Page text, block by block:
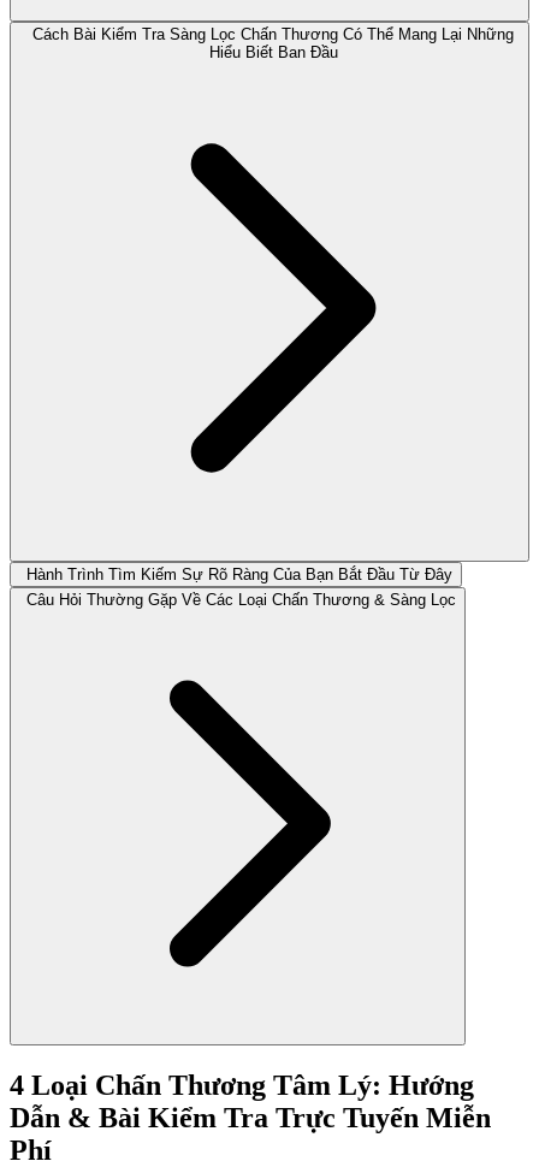
Cách Bài Kiểm Tra Sàng Lọc Chấn Thương Có Thể Mang Lại Những
Hiểu Biết Ban Đầu
Hành Trình Tìm Kiếm Sự Rõ Ràng Của Bạn Bắt Đầu Từ Đây
Câu Hỏi Thường Gặp Về Các Loại Chấn Thương & Sàng Lọc
4 Loại Chấn Thương Tâm Lý: Hướng
Dẫn & Bài Kiểm Tra Trực Tuyến Miễn
Phí